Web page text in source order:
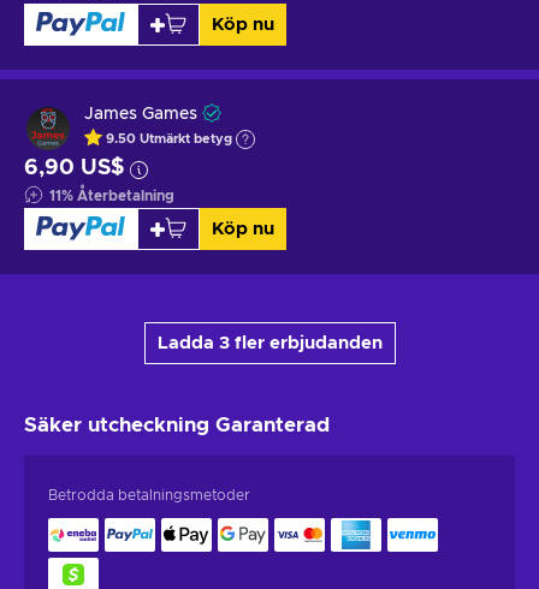
Köp nu
James Games
9.50 Utmärkt betyg
6,90 US$
11% Återbetalning
Köp nu
Ladda 3 fler erbjudanden
Säker utcheckning Garanterad
Betrodda betalningsmetoder